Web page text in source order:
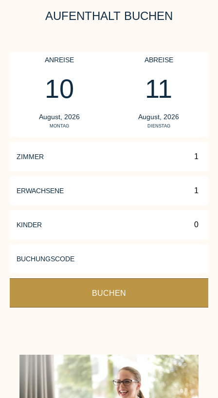
AUFENTHALT BUCHEN
ANREISE
10
August, 2026
MONTAG
ABREISE
11
August, 2026
DIENSTAG
ZIMMER
ERWACHSENE
KINDER
BUCHUNGSCODE
BUCHEN